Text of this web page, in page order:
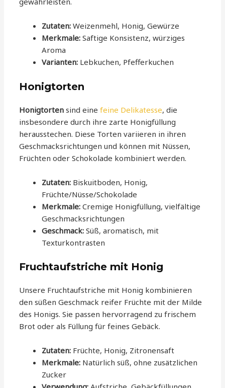
Zutaten: Weizenmehl, Honig, Gewürze
Merkmale: Saftige Konsistenz, würziges
Aroma
Varianten: Lebkuchen, Pfefferkuchen
Honigtorten
Honigtorten sind einefeine Delikatesse, die
insbesondere durch ihre zarte Honigfüllung
herausstechen. Diese Torten variieren in ihren
Geschmacksrichtungen und können mit Nüssen,
Früchten oder Schokolade kombiniert werden.
Zutaten: Biskuitboden, Honig,
Früchte/Nüsse/Schokolade
Merkmale: Cremige Honigfüllung, vielfältige
Geschmacksrichtungen
Geschmack: Süß, aromatisch, mit
Texturkontrasten
Fruchtaufstriche mit Honig
Unsere Fruchtaufstriche mit Honig kombinieren
den süßen Geschmack reifer Früchte mit der Milde
des Honigs. Sie passen hervorragend zu frischem
Brot oder als Füllung für feines Gebäck.
Zutaten: Früchte, Honig, Zitronensaft
Merkmale: Natürlich süß, ohne zusätzlichen
Zucker